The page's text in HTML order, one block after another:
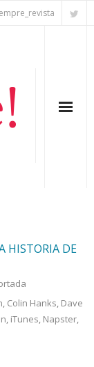
HISTORIA DE
, Colin Hanks, Dave
, iTunes, Napster,